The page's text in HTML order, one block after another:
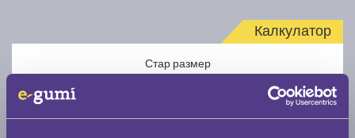
Калкулатор
Стар размер